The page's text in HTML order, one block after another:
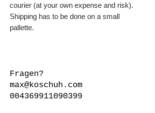
courier (at your own expense and risk).
Shipping has to be done on a small
pallette.
Fragen?
max@koschuh.com
004369911090399